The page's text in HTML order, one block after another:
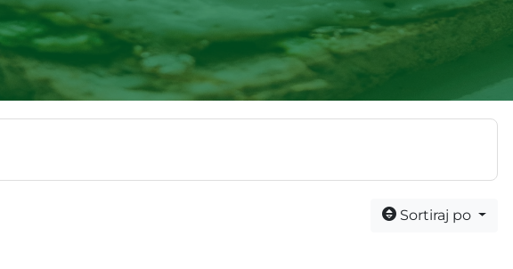
Sortiraj po